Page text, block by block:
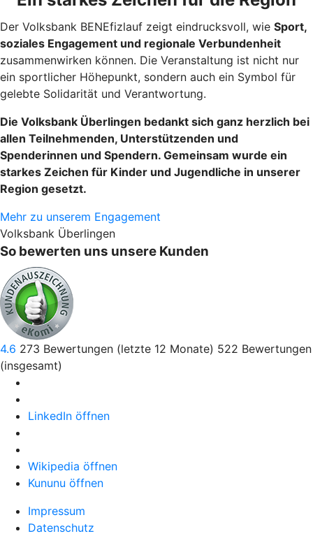
Der Volksbank BENEfizlauf zeigt eindrucksvoll, wie Sport,
soziales Engagement und regionale Verbundenheit
zusammenwirken können. Die Veranstaltung ist nicht nur
ein sportlicher Höhepunkt, sondern auch ein Symbol für
gelebte Solidarität und Verantwortung.
Die Volksbank Überlingen bedankt sich ganz herzlich bei
allen Teilnehmenden, Unterstützenden und
Spenderinnen und Spendern. Gemeinsam wurde ein
starkes Zeichen für Kinder und Jugendliche in unserer
Region gesetzt.
Mehr zu unserem Engagement
Volksbank Überlingen
So bewerten uns unsere Kunden
4.6 273 Bewertungen (letzte 12 Monate) 522 Bewertungen
(insgesamt)
LinkedIn öffnen
Wikipedia öffnen
Kununu öffnen
Impressum
Datenschutz